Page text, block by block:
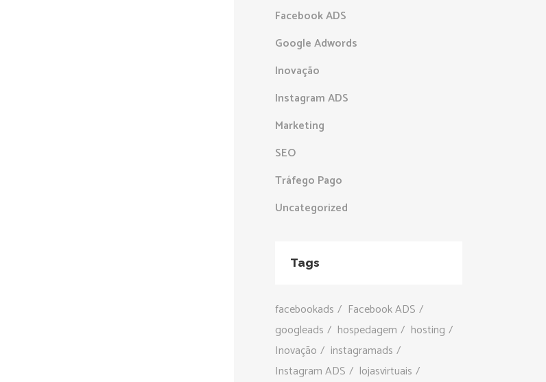
Facebook ADS
Google Adwords
Inovação
Instagram ADS
Marketing
SEO
Tráfego Pago
Uncategorized
Tags
facebookads
Facebook ADS
googleads
hospedagem
hosting
Inovação
instagramads
Instagram ADS
lojasvirtuais